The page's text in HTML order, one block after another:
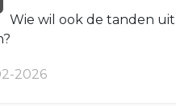
Wie wil ook de tanden
2026